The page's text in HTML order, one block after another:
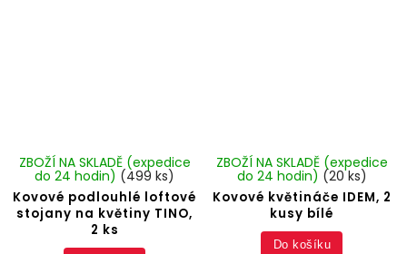
Kovové podlouhlé loftové
stojany na květiny TINO,
2 ks
ZBOŽÍ NA SKLADĚ (expedice
do 24 hodin) (499 ks)
Kovové květináče IDEM, 2
kusy bílé
ZBOŽÍ NA SKLADĚ (expedice
do 24 hodin) (20 ks)
Do košíku